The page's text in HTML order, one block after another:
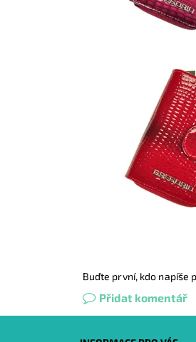
Buďte první, kdo napíše
Přidat komentář